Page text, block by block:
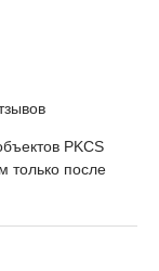
PKCS
только после